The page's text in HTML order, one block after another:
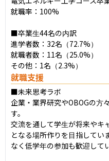
就職率：100%
■卒業生44名の内訳
進学者数：32名（72.7%）
就職者数：11名（25.0%）
その他：1名（2.3%）
就職支援
■未来思考ラボ
企業・業界研究やOBOGの方
す。
交流を通して学生が将来やキ
となる場所作りを目指してい
なく低学年の参加も歓迎して